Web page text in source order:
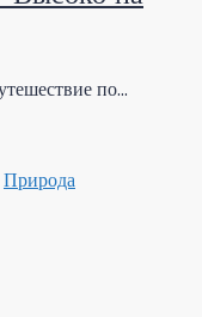
по...
Природа